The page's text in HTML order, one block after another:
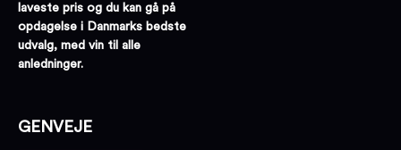
laveste pris og du kan gå på
opdagelse i Danmarks bedste
udvalg, med vin til alle
anledninger.
GENVEJE